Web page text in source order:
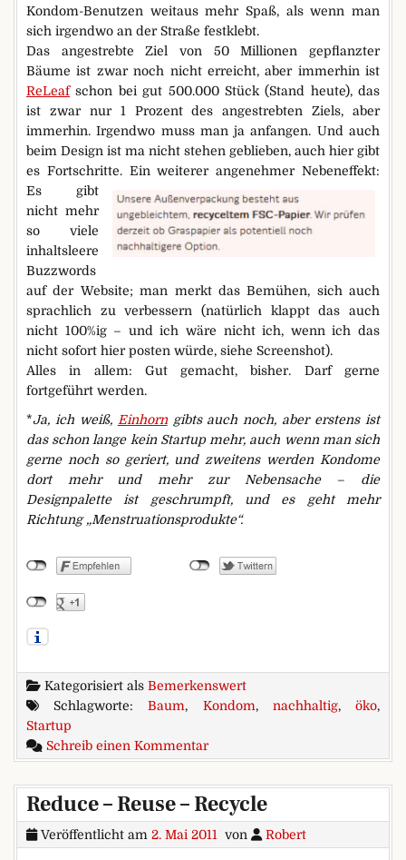
Kondom-Benutzen weitaus mehr Spaß, als wenn man
sich irgendwo an der Straße festklebt.
Das angestrebte Ziel von 50 Millionen gepflanzter
Bäume ist zwar noch nicht erreicht, aber immerhin ist
ReLeafschon bei gut 500.000 Stück (Stand heute), das
ist zwar nur 1 Prozent des angestrebten Ziels, aber
immerhin. Irgendwo muss man ja anfangen. Und auch
beim Design ist ma nicht stehen geblieben, auch hier gibt
es Fortschritte. Ein weiterer angenehmer Nebeneffekt:
Es gibt
nicht mehr
so viele
inhaltsleere
Buzzwords
auf der Website; man merkt das Bemühen, sich auch
sprachlich zu verbessern (natürlich klappt das auch
nicht 100%ig – und ich wäre nicht ich, wenn ich das
nicht sofort hier posten würde, siehe Screenshot).
Alles in allem: Gut gemacht, bisher. Darf gerne
fortgeführt werden.
*Ja, ich weiß, Einhorngibts auch noch, aber erstens ist
das schon lange kein Startup mehr, auch wenn man sich
gerne noch so geriert, und zweitens werden Kondome
dort mehr und mehr zur Nebensache – die
Designpalette ist geschrumpft, und es geht mehr
Richtung „Menstruationsprodukte“.
Kategorisiert als Bemerkenswert
Schlagworte:Baum, Kondom, nachhaltig,öko,
Startup
Schreib einen Kommentarzu Neues vom Laub
Reduce – Reuse – Recycle
Veröffentlicht am 2. Mai 2011 von Robert